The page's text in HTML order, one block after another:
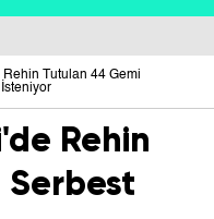
Rehin Tutulan 44 Gemi
İsteniyor
Rehin
Serbest